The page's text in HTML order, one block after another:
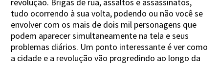
revolução. Brigas de rua, assaltos e assassinatos,
tudo ocorrendo à sua volta, podendo ou não você se
envolver com os mais de dois mil personagens que
podem aparecer simultaneamente na tela e seus
problemas diários. Um ponto interessante é ver como
a cidade e a revolução vão progredindo ao longo da